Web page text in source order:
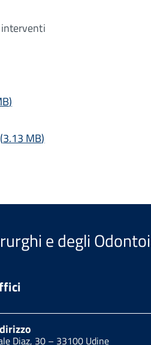
)
(3.13 MB)
e degli
Diaz, 30 – 33100 Udine